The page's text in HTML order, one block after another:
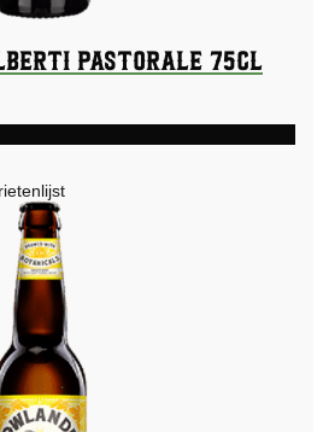
Pastorale 75CL